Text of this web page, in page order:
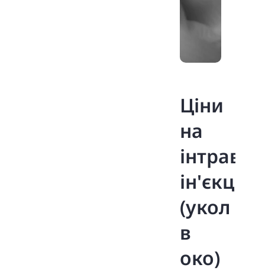
Ціни
на
ін'єкції
(укол
в
око)